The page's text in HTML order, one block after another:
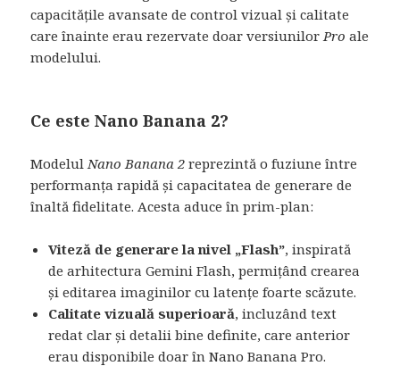
capacitățile avansate de control vizual și calitate
care înainte erau rezervate doar versiunilor Pro ale
modelului.
Ce este Nano Banana 2?
Modelul Nano Banana 2 reprezintă o fuziune între
performanța rapidă și capacitatea de generare de
înaltă fidelitate. Acesta aduce în prim-plan:
Viteză de generare la nivel „Flash”, inspirată
de arhitectura Gemini Flash, permițând crearea
și editarea imaginilor cu latențe foarte scăzute.
Calitate vizuală superioară, incluzând text
redat clar și detalii bine definite, care anterior
erau disponibile doar în Nano Banana Pro.